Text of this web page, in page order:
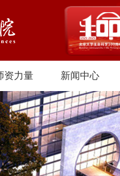
资力量 新闻中心